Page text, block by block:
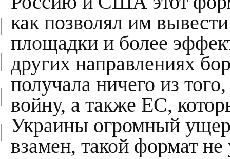
как позволял им
площадки и более
других направлениях
получала ничего из
войну, а также ЕС,
Украины огромный
взамен, такой формат